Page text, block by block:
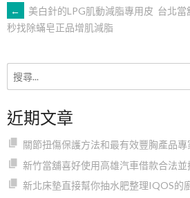
文
章
導
覽
←
美白針的LPG肌動減脂專用皮
秒找除蟎皂正品增肌減脂
台北當
近期文章
關節扭傷保護方法和最有效豐胸產品
新竹當舖喜好使用高雄汽車借款合法
新北床墊直接幫你抽水肥整理IQOS的